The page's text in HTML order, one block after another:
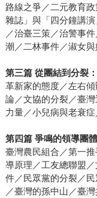
路線之爭／二元教育
雜誌」與「四分鐘講
／治臺三策／治警事
潮／二林事件／淑女
第三篇 從團結到分裂
革新家的態度／左右
論／文協的分裂／臺
力量／小兒病與老衰
第四篇 爭鳴的領導團體
臺灣農民組合／第一
導原理／工友總聯盟
件／民眾黨的分裂／
／臺灣的孫中山／臺